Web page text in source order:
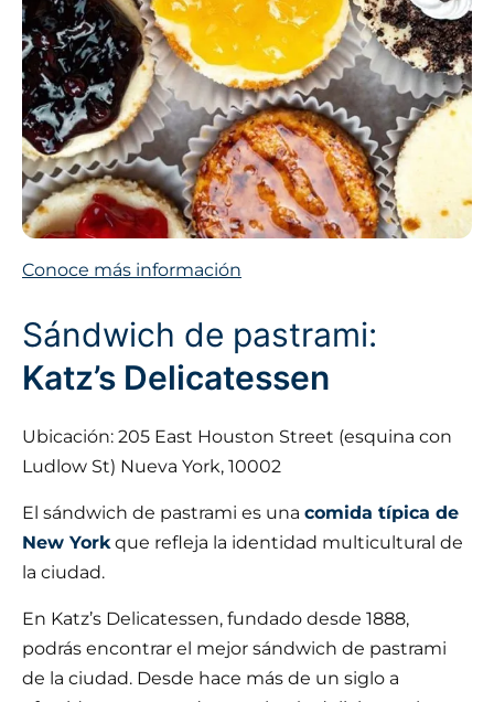
Conoce más información
Sándwich de pastrami:
Katz’s Delicatessen
Ubicación: 205 East Houston Street (esquina con
Ludlow St) Nueva York, 10002
El sándwich de pastrami es una comida típica de
New Yorkque refleja la identidad multicultural de
la ciudad.
En Katz’s Delicatessen, fundado desde 1888,
podrás encontrar el mejor sándwich de pastrami
de la ciudad. Desde hace más de un siglo a